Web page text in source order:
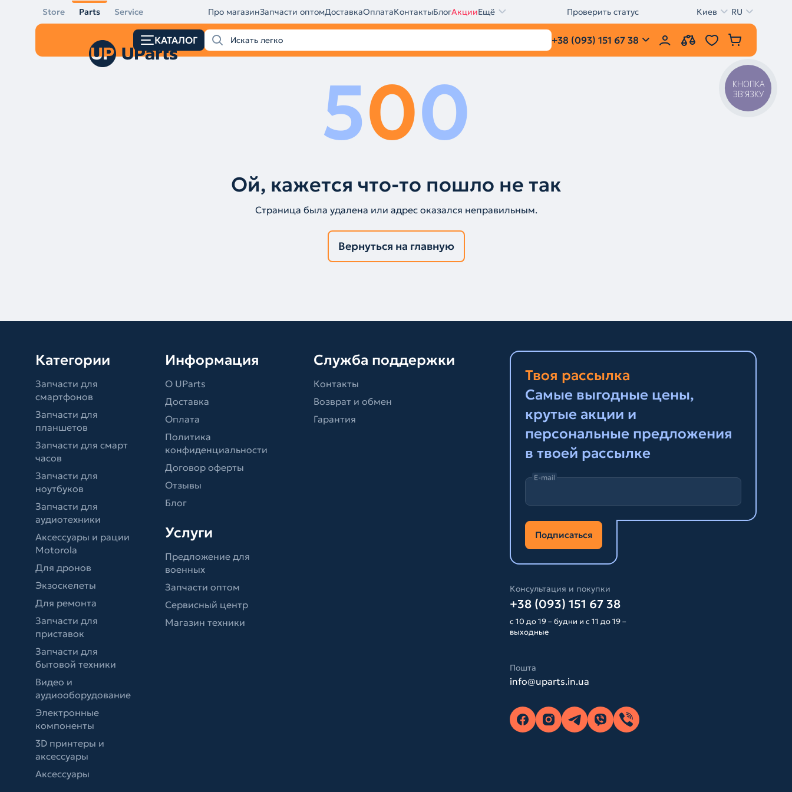
Store Parts Service Про магазинЗапчасти оптомДоставкаОплатаКонтактыБлогАкцииЕщё Проверить статус Киев RU
КАТАЛОГ +38 (093) 151 67 38
500
Ой, кажется что-то пошло не так
Страница была удалена или адрес оказался неправильным.
Вернуться на главную
Категории
Запчасти для
смартфонов
Запчасти для
планшетов
Запчасти для смарт
часов
Запчасти для
ноутбуков
Запчасти для
аудиотехники
Аксессуары и рации
Motorola
Для дронов
Экзоскелеты
Для ремонта
Запчасти для
приставок
Запчасти для
бытовой техники
Видео и
аудиооборудование
Электронные
компоненты
3D принтеры и
аксессуары
Аксессуары
Информация
О UParts
Доставка
Оплата
Политика
конфиденциальности
Договор оферты
Отзывы
Блог
Услуги
Предложение для
военных
Запчасти оптом
Сервисный центр
Магазин техники
Служба поддержки
Контакты
Возврат и обмен
Гарантия
Твоя рассылка
Самые выгодные цены,
крутые акции и
персональные предложения
в твоей рассылке
E-mail
Подписаться
Консультация и покупки
+38 (093) 151 67 38
с 10 до 19 – будни и с 11 до 19 –
выходные
Пошта
info@uparts.in.ua
КНОПКА
ЗВ'ЯЗКУ